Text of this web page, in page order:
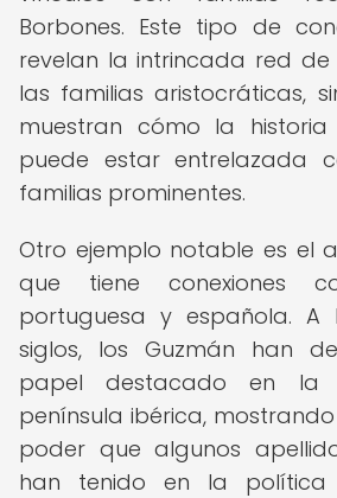
Borbones. Este tipo de
revelan la intrincada red de
las familias aristocráticas,
muestran cómo la
puede estar entrelazada
familias prominentes.
Otro ejemplo notable es el
que tiene conexiones
portuguesa y española.
siglos, los Guzmán han
papel destacado en la
península ibérica,
poder que algunos
han tenido en la